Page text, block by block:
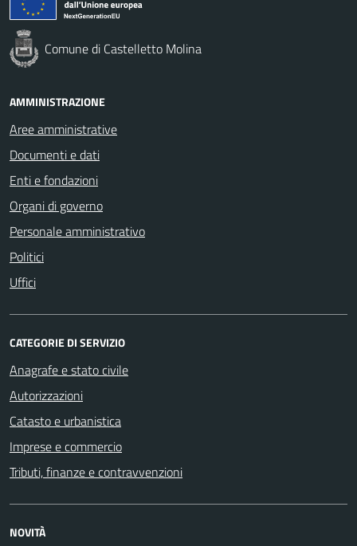
Comune di Castelletto Molina
AMMINISTRAZIONE
Aree amministrative
Documenti e dati
Enti e fondazioni
Organi di governo
Personale amministrativo
Politici
Uffici
CATEGORIE DI SERVIZIO
Anagrafe e stato civile
Autorizzazioni
Catasto e urbanistica
Imprese e commercio
Tributi, finanze e contravvenzioni
NOVITÀ